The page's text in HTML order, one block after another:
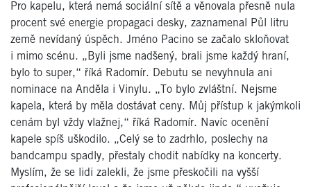
Pro kapelu, která nemá sociální sítě a věnovala přesně nula
procent své energie propagaci desky, zaznamenal Půl litru
země nevídaný úspěch. Jméno Pacino se začalo skloňovat
i mimo scénu. „Byli jsme nadšený, brali jsme každý hraní,
bylo to super,“ říká Radomír. Debutu se nevyhnula ani
nominace na Anděla i Vinylu. „To bylo zvláštní. Nejsme
kapela, která by měla dostávat ceny. Můj přístup k jakýmkoli
cenám byl vždy vlažnej,“ říká Radomír. Navíc ocenění
kapele spíš uškodilo. „Celý se to zadrhlo, poslechy na
bandcampu spadly, přestaly chodit nabídky na koncerty.
Myslím, že se lidi zalekli, že jsme přeskočili na vyšší